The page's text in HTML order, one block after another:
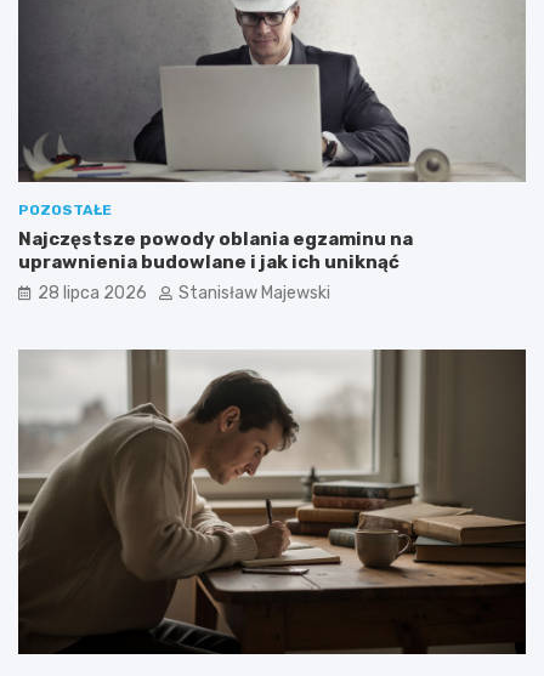
POZOSTAŁE
Najczęstsze powody oblania egzaminu na
uprawnienia budowlane i jak ich uniknąć
28 lipca 2026 Stanisław Majewski